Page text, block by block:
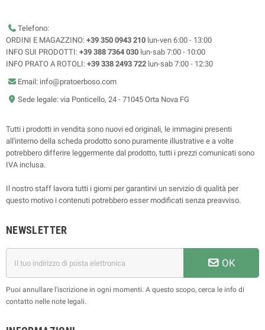
Telefono:
ORDINI E MAGAZZINO: +39 350 0943 210 lun-ven 6:00 - 13:00
INFO SUI PRODOTTI: +39 388 7364 030 lun-sab 7:00 - 10:00
INFO PRATO A ROTOLI: +39 338 2493 722 lun-sab 7:00 - 12:30
Email: info@pratoerboso.com
Sede legale: via Ponticello, 24 - 71045 Orta Nova FG
Tutti i prodotti in vendita sono nuovi ed originali, le immagini presenti
all'interno della scheda prodotto sono puramente illustrative e a volte
potrebbero differire leggermente dal prodotto, tutti i prezzi comunicati sono
IVA inclusa.
Il nostro staff lavora tutti i giorni per garantirvi un servizio di qualità per
questo motivo i contenuti potrebbero esser modificati senza preavviso.
NEWSLETTER
OK
Puoi annullare l'iscrizione in ogni momenti. A questo scopo, cerca le info di
contatto nelle note legali.